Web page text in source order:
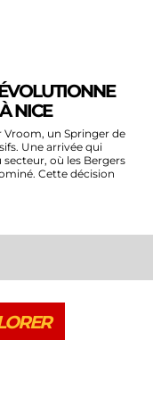
NICE
un Springer de
Une arrivée qui
où les Bergers
Cette décision